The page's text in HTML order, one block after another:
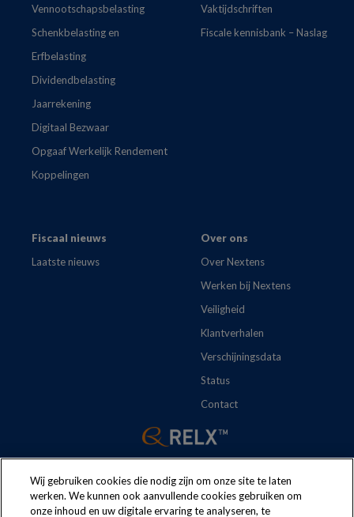
Vennootschapsbelasting
Schenkbelasting en
Erfbelasting
Dividendbelasting
Jaarrekening
Digitaal Bezwaar
Opgaaf Werkelijk Rendement
Koppelingen
Vaktijdschriften
Fiscale kennisbank – Naslag
Fiscaal nieuws
Laatste nieuws
Over ons
Over Nextens
Werken bij Nextens
Veiligheid
Klantverhalen
Verschijningsdata
Status
Contact
Wij gebruiken cookies die nodig zijn om onze site te laten
werken. We kunnen ook aanvullende cookies gebruiken om
onze inhoud en uw digitale ervaring te analyseren, te